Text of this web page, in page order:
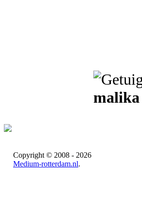
malika
Copyright © 2008 - 2026
Medium-rotterdam.nl.